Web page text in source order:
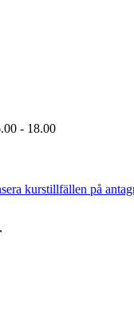
- 18.00
kurstillfällen på